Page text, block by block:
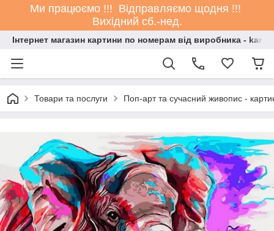
Ми працюємо !!! Відправляємо щодня !!!
Вихідний сб.-нед.
Інтернет магазин картини по номерам від виробника -
Товари та послуги Поп-арт та сучасний живопис -